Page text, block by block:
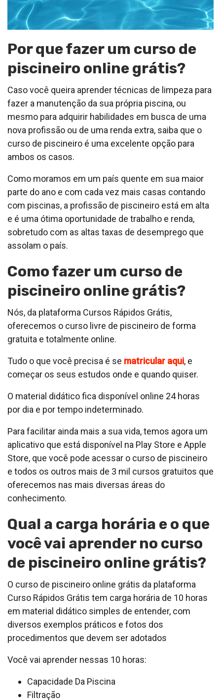
Por que fazer um curso de
piscineiro online grátis?
Caso você queira aprender técnicas de limpeza para
fazer a manutenção da sua própria piscina, ou
mesmo para adquirir habilidades em busca de uma
nova profissão ou de uma renda extra, saiba que o
curso de piscineiro é uma excelente opção para
ambos os casos.
Como moramos em um país quente em sua maior
parte do ano e com cada vez mais casas contando
com piscinas, a profissão de piscineiro está em alta
e é uma ótima oportunidade de trabalho e renda,
sobretudo com as altas taxas de desemprego que
assolam o país.
Como fazer um curso de
piscineiro online grátis?
Nós, da plataforma Cursos Rápidos Grátis,
oferecemos o curso livre de piscineiro de forma
gratuita e totalmente online.
Tudo o que você precisa é se matricular aqui, e
começar os seus estudos onde e quando quiser.
O material didático fica disponível online 24 horas
por dia e por tempo indeterminado.
Para facilitar ainda mais a sua vida, temos agora um
aplicativo que está disponível na Play Store e Apple
Store, que você pode acessar o curso de piscineiro
e todos os outros mais de 3 mil cursos gratuitos que
oferecemos nas mais diversas áreas do
conhecimento.
Qual a carga horária e o que
você vai aprender no curso
de piscineiro online grátis?
O curso de piscineiro online grátis da plataforma
Curso Rápidos Grátis tem carga horária de 10 horas
em material didático simples de entender, com
diversos exemplos práticos e fotos dos
procedimentos que devem ser adotados
Você vai aprender nessas 10 horas:
Capacidade Da Piscina
Filtração